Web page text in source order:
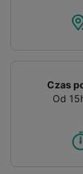
Czas
Od